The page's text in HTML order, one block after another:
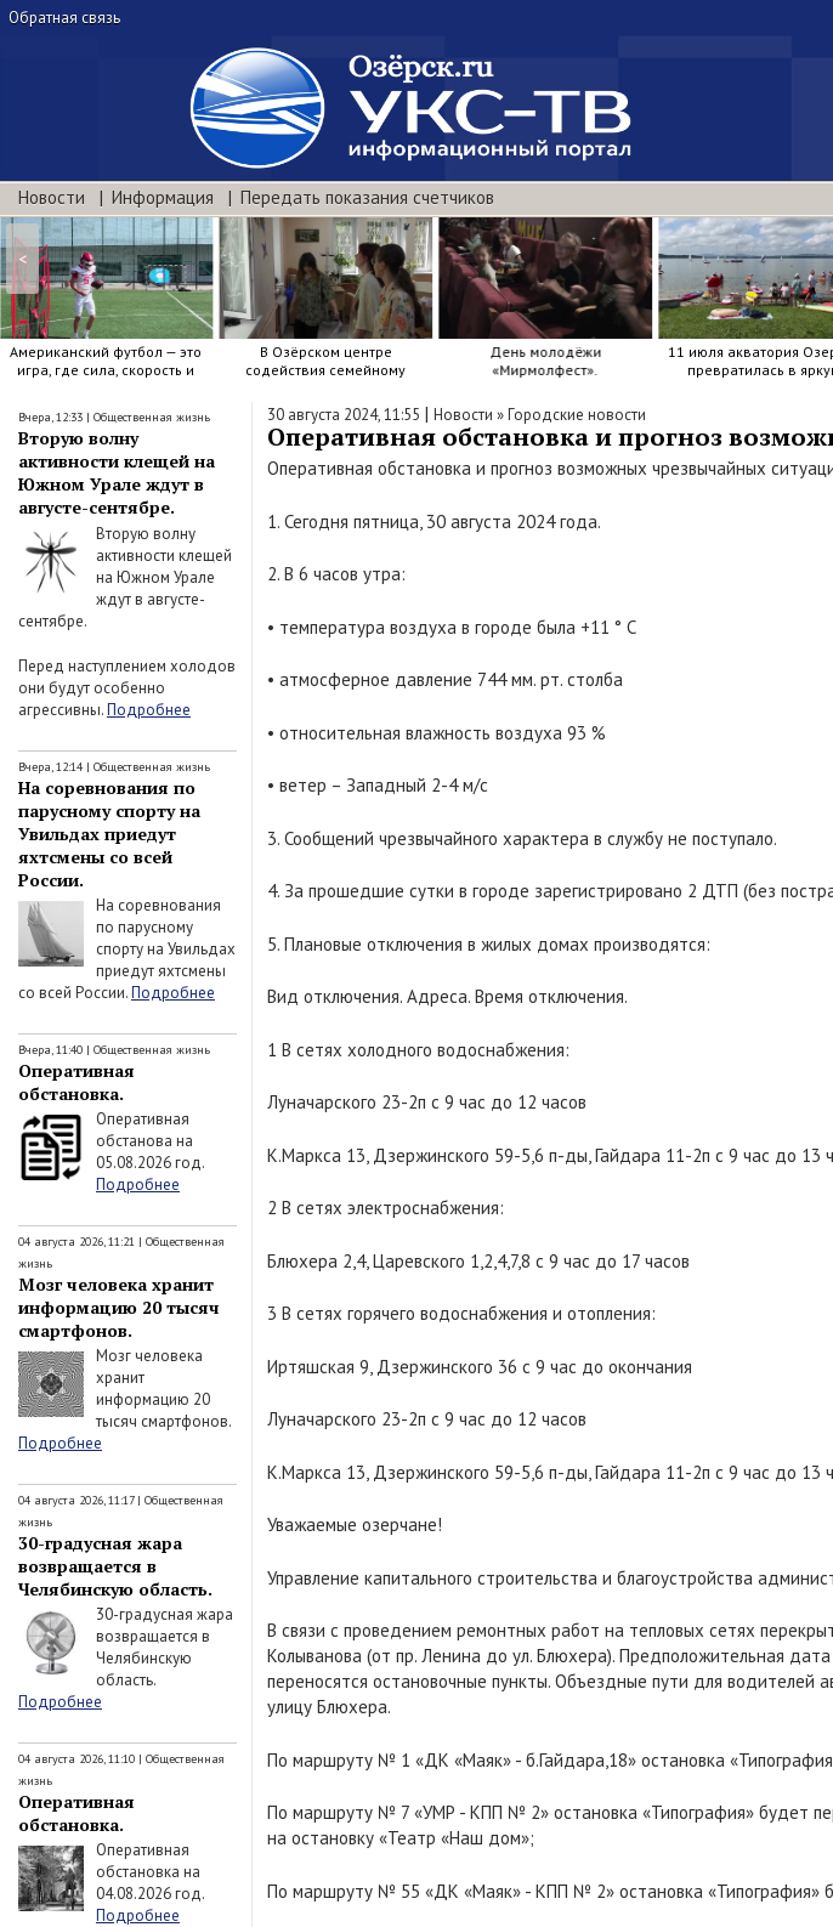
Обратная связь
Новости Информация Передать показания счетчиков
Американский футбол — это
игра, где сила, скорость и
В Озёрском центре
содействия семейному
День молодёжи
«Мирмолфест».
11 июля акватория
превратилась в
<
Вчера, 12:33 | Общественная жизнь
Вторую волну
активности клещей на
Южном Урале ждут в
августе-сентябре.
Вторую волну
активности клещей
на Южном Урале
ждут в августе-
сентябре.
Перед наступлением холодов
они будут особенно
агрессивны.Подробнее
Вчера, 12:14 | Общественная жизнь
На соревнования по
парусному спорту на
Увильдах приедут
яхтсмены со всей
России.
На соревнования
по парусному
спорту на Увильдах
приедут яхтсмены
со всей России.Подробнее
Вчера, 11:40 | Общественная жизнь
Оперативная
обстановка.
Оперативная
обстанова на
05.08.2026 год.
Подробнее
04 августа 2026, 11:21 | Общественная
жизнь
Мозг человека хранит
информацию 20 тысяч
смартфонов.
Мозг человека
хранит
информацию 20
тысяч смартфонов.
Подробнее
04 августа 2026, 11:17| Общественная
жизнь
30-градусная жара
возвращается в
Челябинскую область.
30-градусная жара
возвращается в
Челябинскую
область.
Подробнее
04 августа 2026, 11:10 | Общественная
жизнь
Оперативная
обстановка.
Оперативная
обстановка на
04.08.2026 год.
Подробнее
30 августа 2024, 11:55 | Новости »Городские новости
Оперативная обстановка и прогноз
Оперативная обстановка и прогноз возможных чрезвычайных
1. Сегодня пятница, 30 августа 2024 года.
2. В 6 часов утра:
• температура воздуха в городе была +11 ° С
• атмосферное давление 744 мм. рт. столба
• относительная влажность воздуха 93 %
• ветер – Западный 2-4 м/с
3. Сообщений чрезвычайного характера в службу не поступало.
4. За прошедшие сутки в городе зарегистрировано 2 ДТП (без
5. Плановые отключения в жилых домах производятся:
Вид отключения. Адреса. Время отключения.
1 В сетях холодного водоснабжения:
Луначарского 23-2п с 9 час до 12 часов
К.Маркса 13, Дзержинского 59-5,6 п-ды, Гайдара 11-2п с 9 час до 13
2 В сетях электроснабжения:
Блюхера 2,4, Царевского 1,2,4,7,8 с 9 час до 17 часов
3 В сетях горячего водоснабжения и отопления:
Иртяшская 9, Дзержинского 36 с 9 час до окончания
Луначарского 23-2п с 9 час до 12 часов
К.Маркса 13, Дзержинского 59-5,6 п-ды, Гайдара 11-2п с 9 час до 13
Уважаемые озерчане!
Управление капитального строительства и благоустройства
В связи с проведением ремонтных работ на тепловых сетях
Колыванова (от пр. Ленина до ул. Блюхера). Предположительная
переносятся остановочные пункты. Объездные пути для водителей
улицу Блюхера.
По маршруту № 1 «ДК «Маяк» - б.Гайдара,18» остановка
По маршруту № 7 «УМР - КПП № 2» остановка «Типография» будет
на остановку «Театр «Наш дом»;
По маршруту № 55 «ДК «Маяк» - КПП № 2» остановка «Типография»